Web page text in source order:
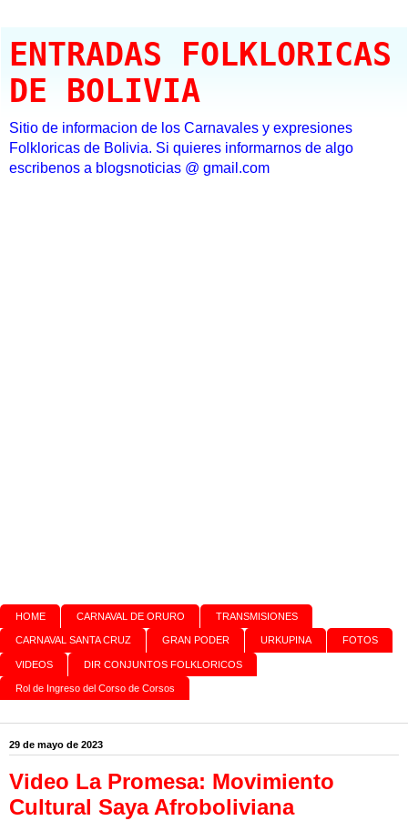
ENTRADAS FOLKLORICAS
DE BOLIVIA
Sitio de informacion de los Carnavales y expresiones
Folkloricas de Bolivia. Si quieres informarnos de algo
escribenos a blogsnoticias @ gmail.com
HOME CARNAVAL DE ORURO TRANSMISIONES
CARNAVAL SANTA CRUZ GRAN PODER URKUPINA FOTOS
VIDEOS DIR CONJUNTOS FOLKLORICOS
Rol de Ingreso del Corso de Corsos
29 de mayo de 2023
Video La Promesa: Movimiento
Cultural Saya Afroboliviana